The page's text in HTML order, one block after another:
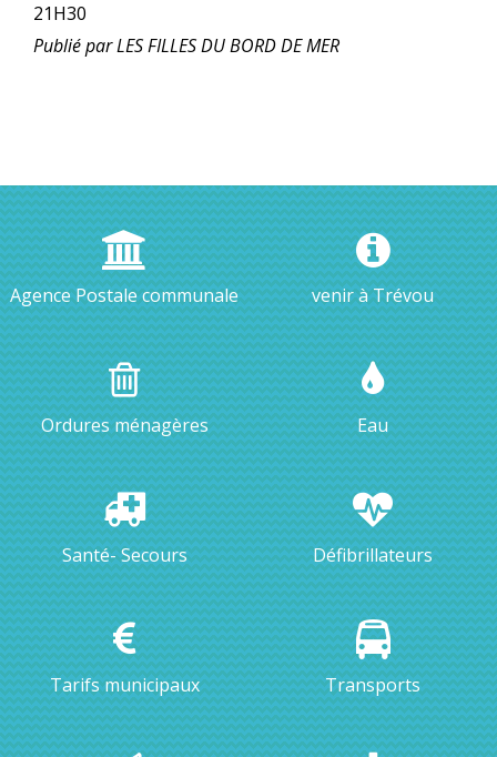
21H30
Publié par LES FILLES DU BORD DE MER
Agence Postale communale venir à Trévou
Ordures ménagères Eau
Santé- Secours Défibrillateurs
Tarifs municipaux Transports